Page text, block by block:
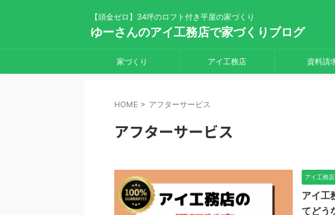
【頭金ゼロ】34坪のロフト付き平屋の家づくり
ゆーさんのアイ工務店で家づくりブログ
家づくり アイ工務店 資料請
HOME > アフターサービス
アフターサービス
アイ工務店
アイ工
てどう